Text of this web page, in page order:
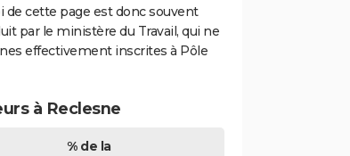
cette page est donc souvent
par le ministère du Travail, qui ne
effectivement inscrites à Pôle
à Reclesne
% de la